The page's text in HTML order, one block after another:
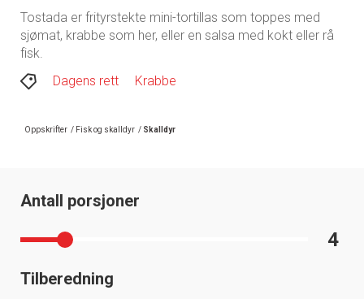
Tostada er frityrstekte mini-tortillas som toppes med
sjømat, krabbe som her, eller en salsa med kokt eller rå
fisk.
Dagens rett
Krabbe
Oppskrifter / Fisk og skalldyr / Skalldyr
Antall porsjoner
4
Tilberedning